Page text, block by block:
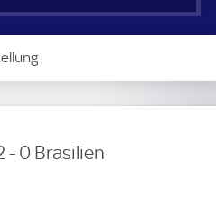
e
- 0 Brasilien